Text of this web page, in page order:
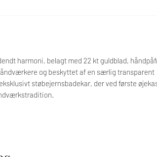
harmoni, belagt med 22 kt guldblad,
og beskyttet af en særlig transparent
støbejernsbadekar, der ved første